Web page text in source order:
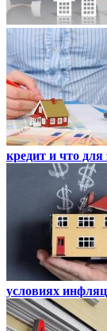
кредит и что для
условиях